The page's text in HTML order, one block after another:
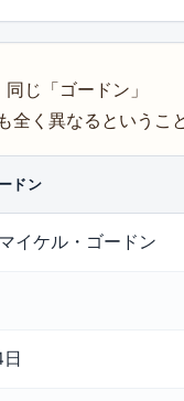
じ「ゴードン」
全く異なるというこ
ドン
イケル・ゴードン